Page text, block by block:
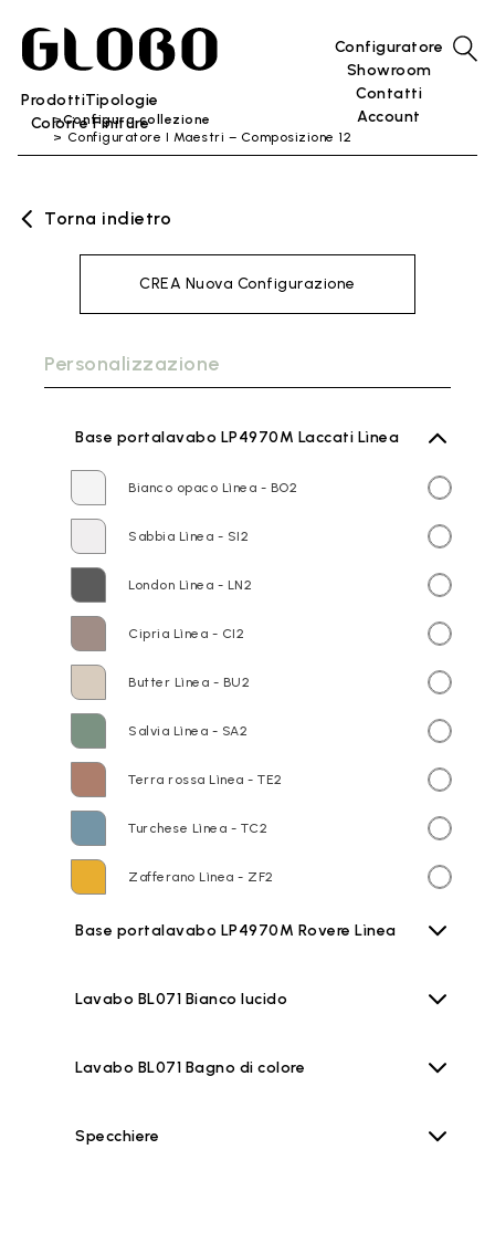
ProdottiTipologie
Colori e Finiture
Configuratore
Showroom
Contatti
Account
Configura collezione
Configuratore I Maestri – Composizione 12
Torna indietro
CREA Nuova Configurazione
Personalizzazione
Base portalavabo LP4970M Laccati Lìnea
Bianco opaco Lìnea - BO2
Sabbia Lìnea - SI2
London Lìnea - LN2
Cipria Lìnea - CI2
Butter Lìnea - BU2
Salvia Lìnea - SA2
Terra rossa Lìnea - TE2
Turchese Lìnea - TC2
Zafferano Lìnea - ZF2
Base portalavabo LP4970M Rovere Lìnea
Lavabo BL071 Bianco lucido
Lavabo BL071 Bagno di colore
Specchiere